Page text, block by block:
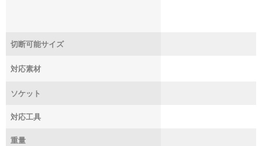
切断可能サイズ
対応素材
ソケット
対応工具
重量